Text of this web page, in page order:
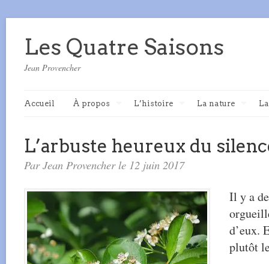
Les Quatre Saisons
Jean Provencher
Accueil À propos L’histoire La nature
L’arbuste heureux du
Par Jean Provencher le 12 juin 2017
Il y a
d’eux.
plutôt